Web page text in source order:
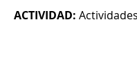
ACTIVIDAD: